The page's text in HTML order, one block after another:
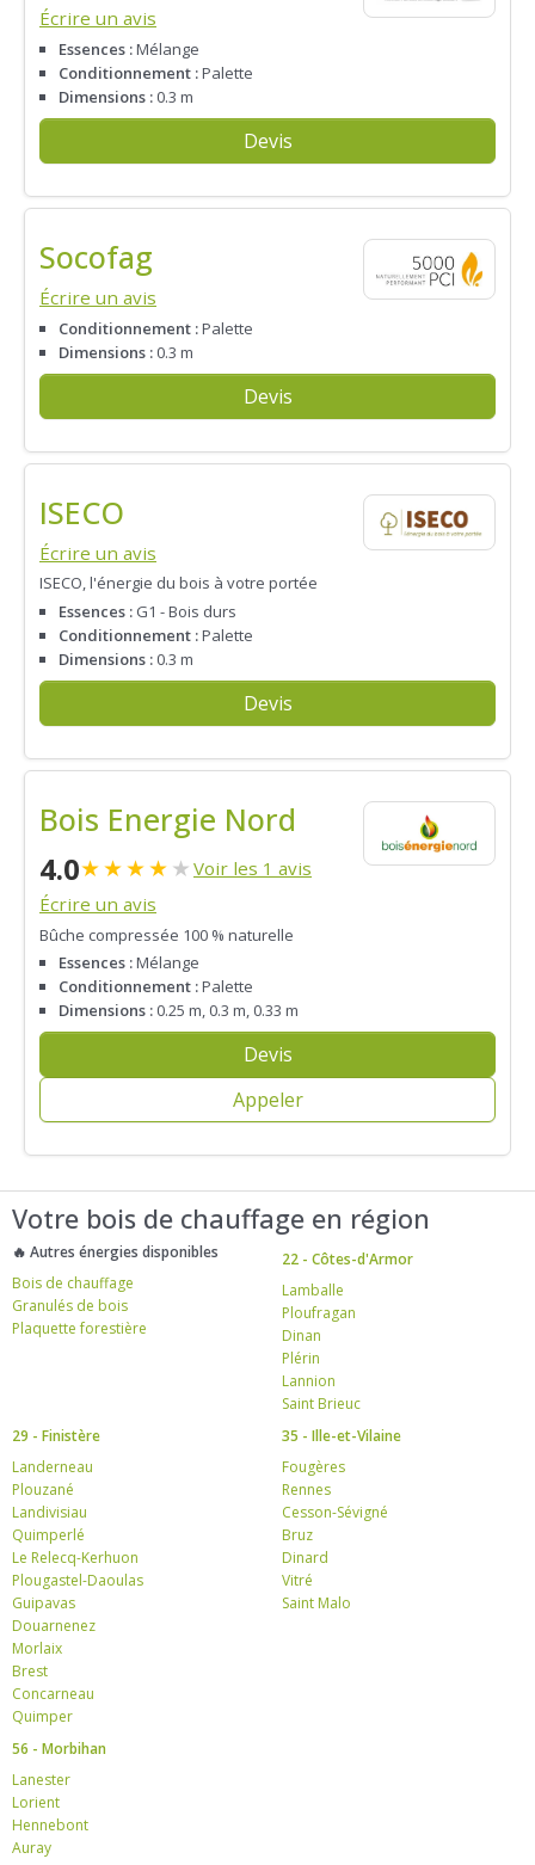
Écrire un avis
Essences :Mélange
Conditionnement :Palette
Dimensions : 0.3 m
Devis
Socofag
Écrire un avis
Conditionnement :Palette
Dimensions : 0.3 m
Devis
ISECO
Écrire un avis
ISECO, l'énergie du bois à votre portée
Essences : G1 - Bois durs
Conditionnement :Palette
Dimensions : 0.3 m
Devis
Bois Energie Nord
4.0★★★★★ Voir les 1 avis
Écrire un avis
Bûche compressée 100 % naturelle
Essences :Mélange
Conditionnement :Palette
Dimensions : 0.25 m, 0.3 m, 0.33 m
Devis
Appeler
Votre bois de chauffage en région
🔥 Autres énergies disponibles
Bois de chauffage
Granulés de bois
Plaquette forestière
22 - Côtes-d'Armor
Lamballe
Ploufragan
Dinan
Plérin
Lannion
Saint Brieuc
29 - Finistère
Landerneau
Plouzané
Landivisiau
Quimperlé
Le Relecq-Kerhuon
Plougastel-Daoulas
Guipavas
Douarnenez
Morlaix
Brest
Concarneau
Quimper
35 - Ille-et-Vilaine
Fougères
Rennes
Cesson-Sévigné
Bruz
Dinard
Vitré
Saint Malo
56 - Morbihan
Lanester
Lorient
Hennebont
Auray